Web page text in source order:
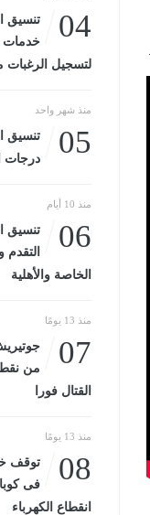
04
خدمات
لتسجيل الرغبات
منذ شهر واحد
05
درجات
منذ 10 أيام
06
التقدم
الخاصة والأهلية
منذ 13 يومًا
07
من
القتال فورا
منذ 13 يومًا
08
توقف
فى
انقطاع الكهرباء